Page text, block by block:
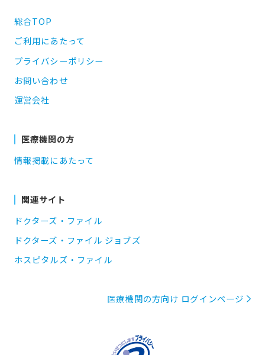
総合TOP
ご利用にあたって
プライバシーポリシー
お問い合わせ
運営会社
医療機関の方
情報掲載にあたって
関連サイト
ドクターズ・ファイル
ドクターズ・ファイル ジョブズ
ホスピタルズ・ファイル
医療機関の方向け ログインページ